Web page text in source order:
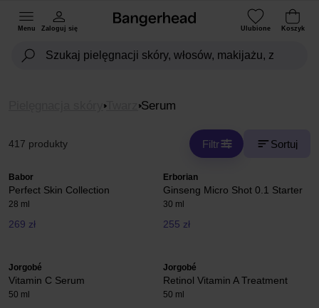
Menu Zaloguj się Ulubione Koszyk
Twarz Serum
417 produkty Filtr Sortuj
Babor
Perfect Skin Collection
28 ml
269 zł
Erborian
Ginseng Micro Shot 0.1 Starter
30 ml
255 zł
Jorgobé
Vitamin C Serum
50 ml
Jorgobé
Retinol Vitamin A Treatment
50 ml